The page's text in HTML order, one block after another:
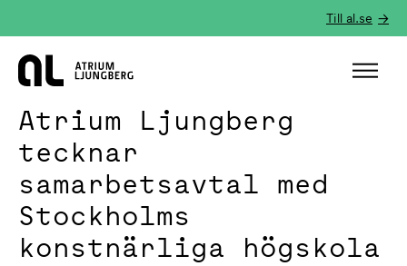
Till al.se
Hem
Atrium Ljungberg
tecknar
samarbetsavtal med
Stockholms
konstnärliga högskola